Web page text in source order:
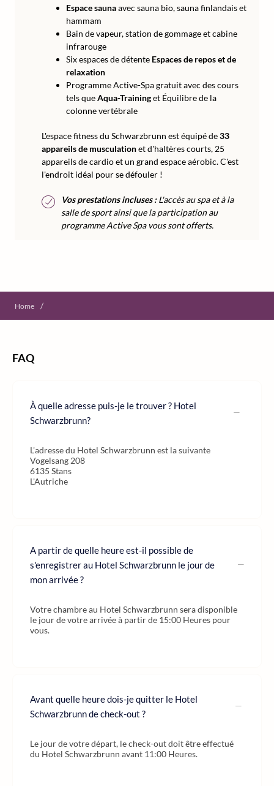
Espace saunaavec sauna bio, sauna finlandais et
hammam
Bain de vapeur, station de gommage et cabine
infrarouge
Six espaces de détente Espaces de repos et de
relaxation
Programme Active-Spa gratuit avec des cours
tels queAqua-Traininget Équilibre de la
colonne vertébrale
L'espace fitness du Schwarzbrunn est équipé de33
appareils de musculationet d'haltères courts, 25
appareils de cardio et un grand espace aérobic. C'est
l'endroit idéal pour se défouler !
Vos prestations incluses :L'accès au spa et à la
salle de sport ainsi que la participation au
programme Active Spa vous sont offerts.
Home /
FAQ
À quelle adresse puis-je le trouver ? Hotel
Schwarzbrunn?
L'adresse du Hotel Schwarzbrunn est la suivante
Vogelsang 208
6135 Stans
L'Autriche
A partir de quelle heure est-il possible de
s'enregistrer au Hotel Schwarzbrunn le jour de
mon arrivée ?
Votre chambre au Hotel Schwarzbrunn sera disponible
le jour de votre arrivée à partir de 15:00 Heures pour
vous.
Avant quelle heure dois-je quitter le Hotel
Schwarzbrunn de check-out ?
Le jour de votre départ, le check-out doit être effectué
du Hotel Schwarzbrunn avant 11:00 Heures.